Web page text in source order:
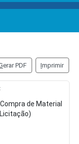
erar PDF Imprimir
de Material